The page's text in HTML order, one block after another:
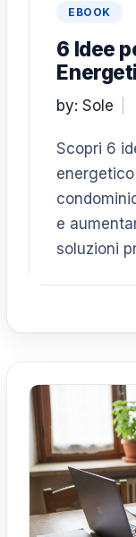
EBOOK
6 Idee
by:Sole
Scopri 6
e
soluzioni